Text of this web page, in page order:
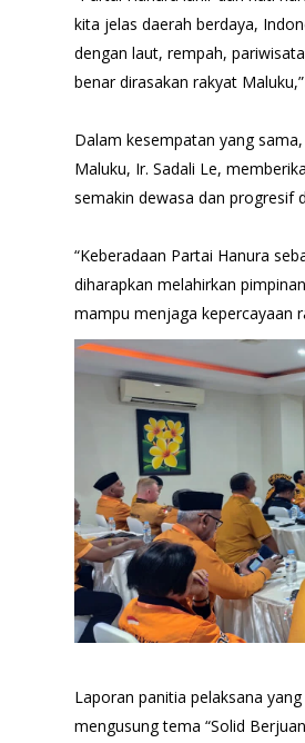
kita jelas daerah berdaya,
dengan laut, rempah,
benar dirasakan rakyat
Dalam kesempatan yang
Maluku, Ir. Sadali Le,
semakin dewasa dan progresif
“Keberadaan Partai Hanura
diharapkan melahirkan
mampu menjaga kepercayaan
Laporan panitia pelaksana
mengusung tema “Solid